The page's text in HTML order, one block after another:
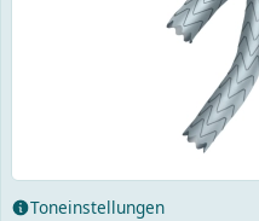
Toneinstellungen